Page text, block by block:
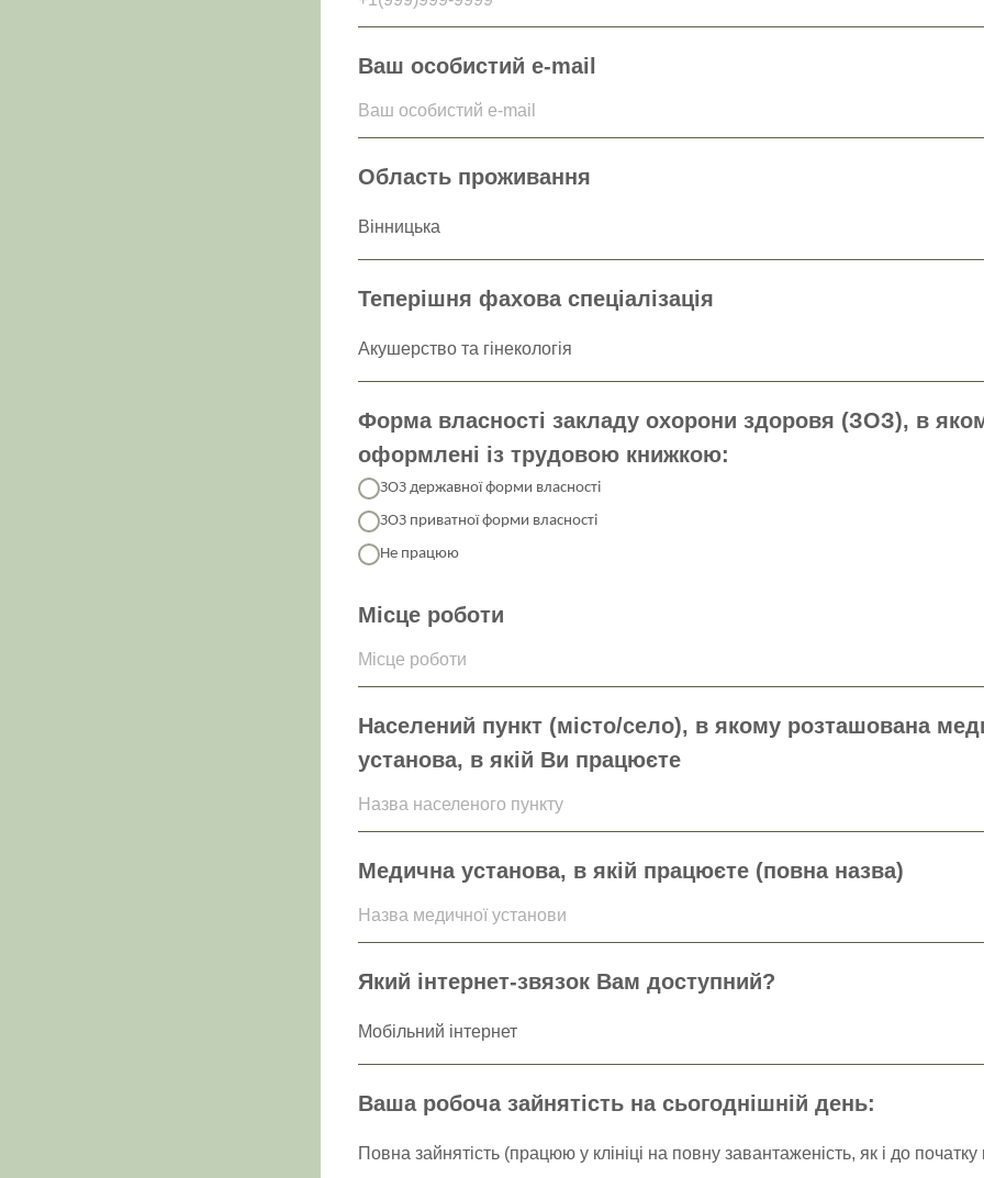
Ваш особистий e-mail
Ваш особистий e-mail
Область проживання
Теперішня фахова спеціалізація
Форма власності закладу охорони здоровя (ЗОЗ), в
оформлені із трудовою книжкою:
ЗОЗ державної форми власності
ЗОЗ приватної форми власності
Не працюю
Місце роботи
Місце роботи
Населений пункт (місто/село), в якому розташована
установа, в якій Ви працюєте
Назва населеного пункту
Медична установа, в якій працюєте (повна назва)
Назва медичної установи
Який інтернет-звязок Вам доступний?
Ваша робоча зайнятість на сьогоднішній день: